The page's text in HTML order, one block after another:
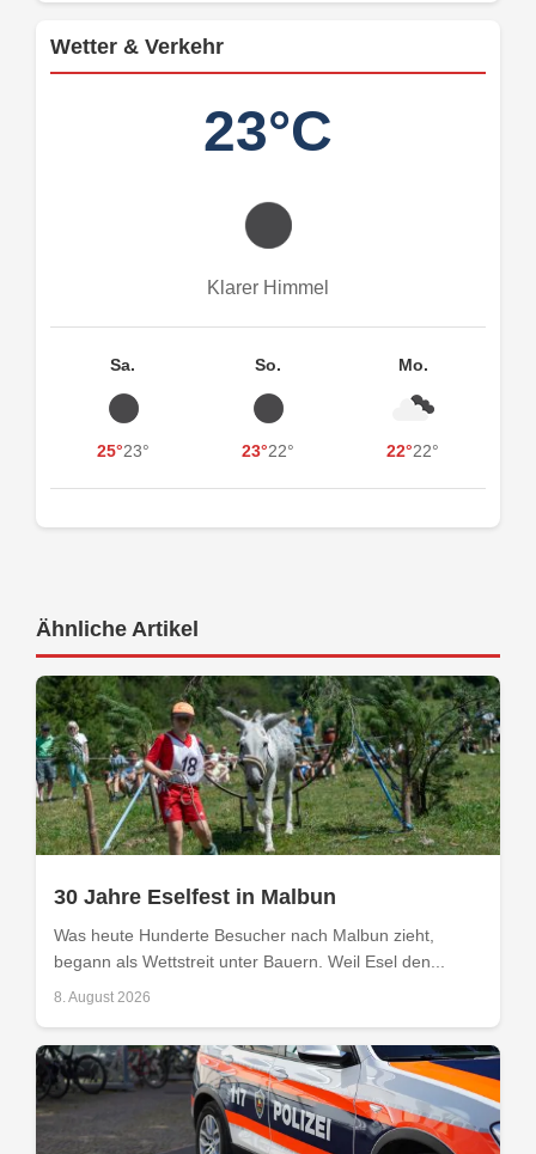
Wetter & Verkehr
23°C
Klarer Himmel
Sa.
25°23°
So.
23°22°
Mo.
22°22°
Ähnliche Artikel
30 Jahre Eselfest in Malbun
Was heute Hunderte Besucher nach Malbun zieht,
begann als Wettstreit unter Bauern. Weil Esel den...
8. August 2026